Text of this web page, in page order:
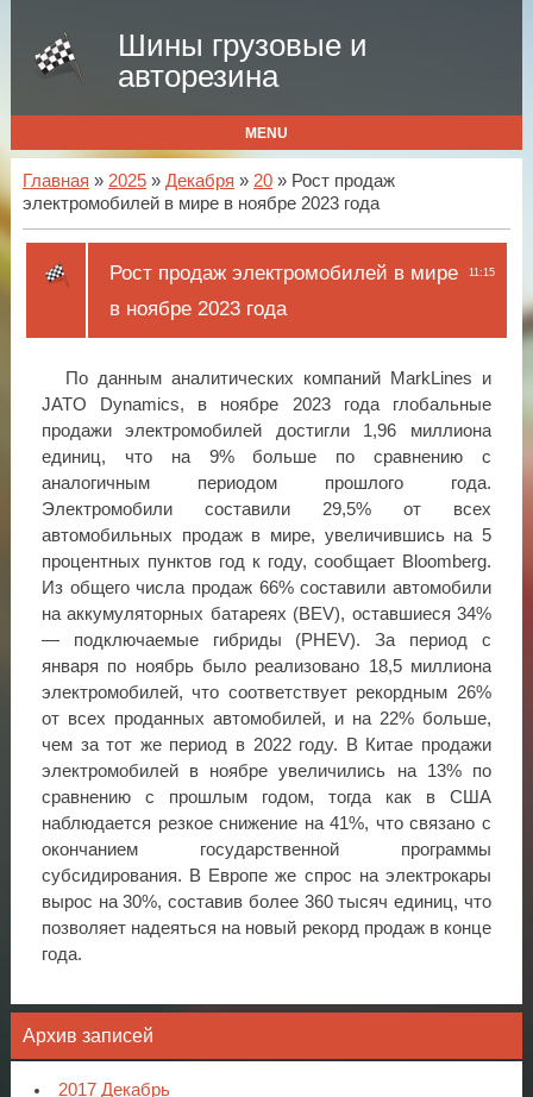
Шины грузовые и
авторезина
MENU
Главная » 2025 » Декабря » 20» Рост продаж
электромобилей в мире в ноябре 2023 года
11:15
Рост продаж электромобилей в мире
в ноябре 2023 года
По данным аналитических компаний MarkLines и
JATO Dynamics, в ноябре 2023 года глобальные
продажи электромобилей достигли 1,96 миллиона
единиц, что на 9% больше по сравнению с
аналогичным периодом прошлого года.
Электромобили составили 29,5% от всех
автомобильных продаж в мире, увеличившись на 5
процентных пунктов год к году, сообщает Bloomberg.
Из общего числа продаж 66% составили автомобили
на аккумуляторных батареях (BEV), оставшиеся 34%
— подключаемые гибриды (PHEV). За период с
января по ноябрь было реализовано 18,5 миллиона
электромобилей, что соответствует рекордным 26%
от всех проданных автомобилей, и на 22% больше,
чем за тот же период в 2022 году. В Китае продажи
электромобилей в ноябре увеличились на 13% по
сравнению с прошлым годом, тогда как в США
наблюдается резкое снижение на 41%, что связано с
окончанием государственной программы
субсидирования. В Европе же спрос на электрокары
вырос на 30%, составив более 360 тысяч единиц, что
позволяет надеяться на новый рекорд продаж в конце
года.
Архив записей
2017 Декабрь